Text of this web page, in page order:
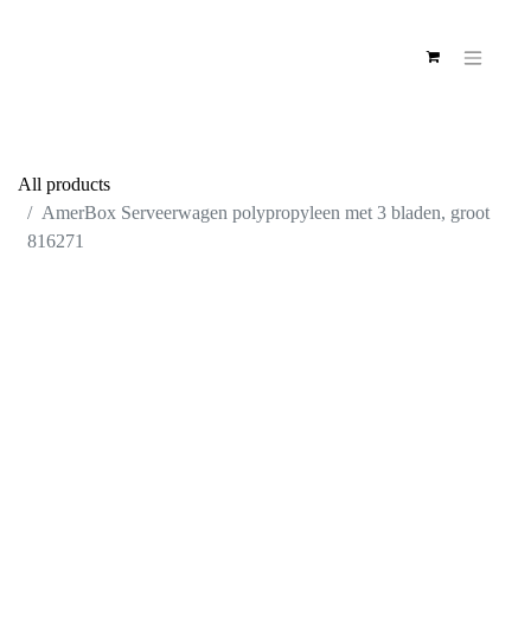
All products
AmerBox Serveerwagen polypropyleen met 3
bladen, groot 816271